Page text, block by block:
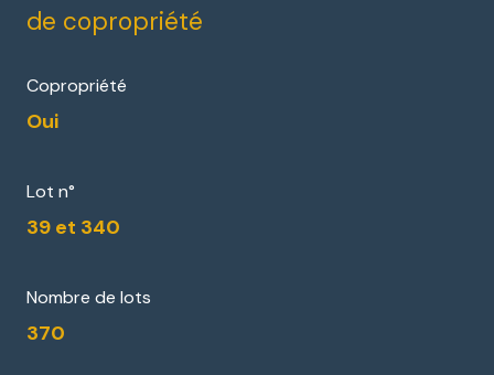
de copropriété
Copropriété
Oui
Lot n°
39 et 340
Nombre de lots
370